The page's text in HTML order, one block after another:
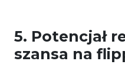
5. Potencjał
szansa na